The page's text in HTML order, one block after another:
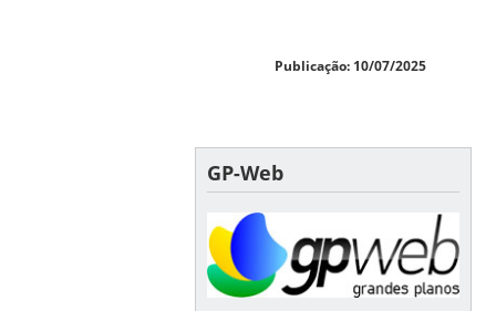
Publicação: 10/07/2025
GP-Web